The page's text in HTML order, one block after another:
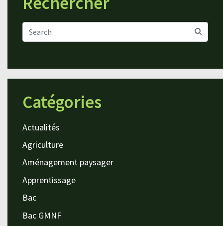
Catégories
Actualités
Agriculture
Aménagement paysager
Apprentissage
Bac
Bac GMNF